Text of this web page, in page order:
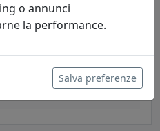
LIMAC DESIGN, BIANCO,
644,00 €
o annunci
la performance.
Salva preferenze